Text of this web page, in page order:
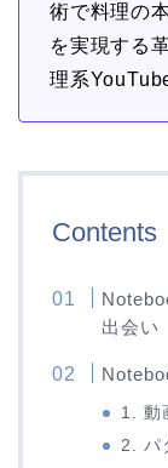
術で料理の
を実現する
理系
Contents
出会い
1. 動
2. パ